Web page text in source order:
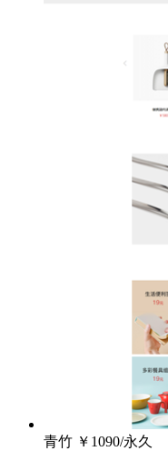
青竹 ￥1090/永久